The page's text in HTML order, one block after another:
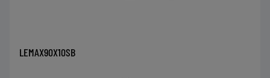
LEMAX90X10SB